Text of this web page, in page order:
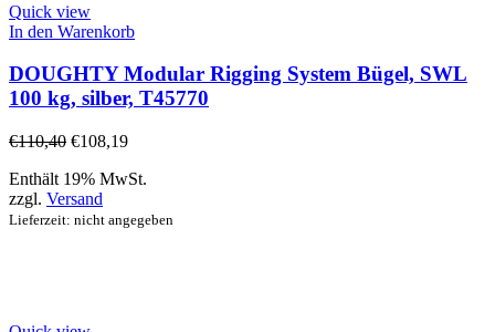
Quick view
In den Warenkorb
DOUGHTY Modular Rigging System Bügel, SWL
100 kg, silber, T45770
€110,40 €108,19
Enthält 19% MwSt.
zzgl. Versand
Lieferzeit: nicht angegeben